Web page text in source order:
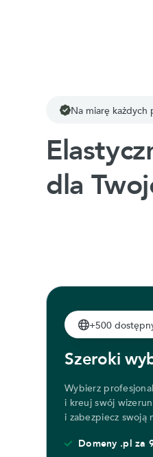
Na miarę każdych
dla
+500
Szeroki
Wybierz
i kreuj swój
i zabezpiecz swoją
Domeny .pl za